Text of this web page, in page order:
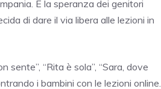
E la speranza dei genitori
di dare il via libera alle lezioni in
sente”, “Rita è sola”, “Sara, dove
i bambini con le lezioni online.